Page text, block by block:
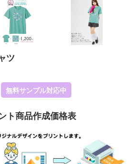
ツ
無料サンプル対応中
ト商品作成価格表